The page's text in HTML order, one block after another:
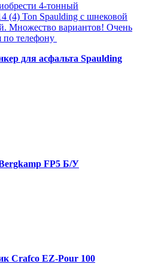
4-тонный
(4) Ton Spaulding с шнековой
Множество вариантов! Очень
по телефону
для асфальта Spaulding
FP5 Б/У
Crafco EZ-Pour 100